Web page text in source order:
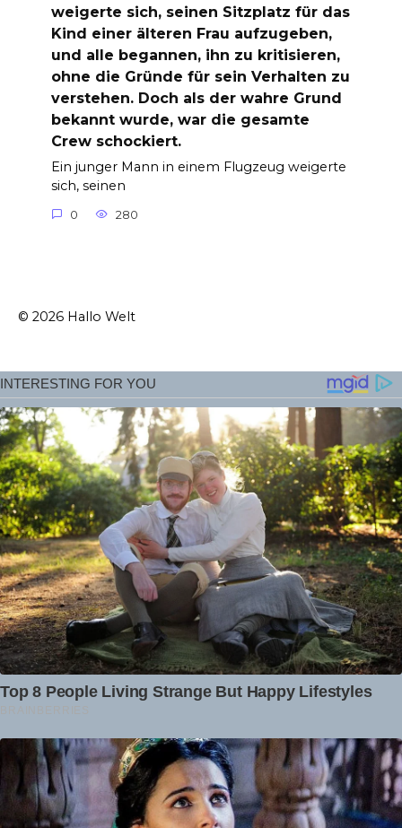
weigerte sich, seinen Sitzplatz für das
Kind einer älteren Frau aufzugeben,
und alle begannen, ihn zu kritisieren,
ohne die Gründe für sein Verhalten zu
verstehen. Doch als der wahre Grund
bekannt wurde, war die gesamte
Crew schockiert.
Ein junger Mann in einem Flugzeug weigerte
sich, seinen
0 280
© 2026 Hallo Welt